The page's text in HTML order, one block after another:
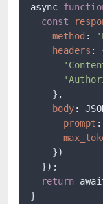
async
const
method :
headers :
    },
body:
prompt
    })
  });
return